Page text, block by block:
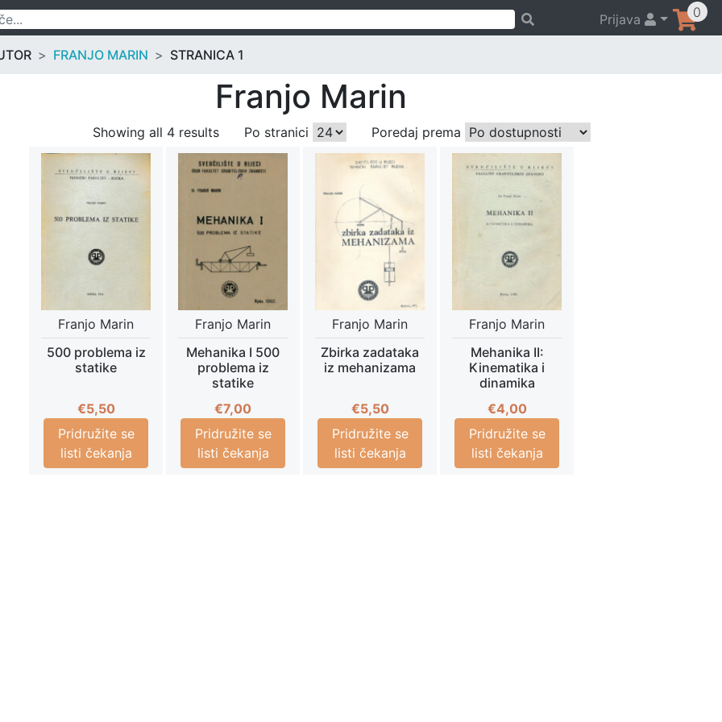
Prijava 0
FRANJO MARIN STRANICA 1
Franjo Marin
Showing all 4 results Po stranici Poredaj prema
Franjo Marin
500 problema iz
statike
€5,50
Pridružite se
listi čekanja
Franjo Marin
Mehanika I 500
problema iz
statike
€7,00
Pridružite se
listi čekanja
Franjo Marin
Zbirka zadataka
iz mehanizama
€5,50
Pridružite se
listi čekanja
Franjo Marin
Mehanika II:
Kinematika i
dinamika
€4,00
Pridružite se
listi čekanja